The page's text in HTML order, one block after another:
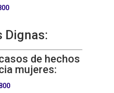
Dignas:
de hechos
mujeres: